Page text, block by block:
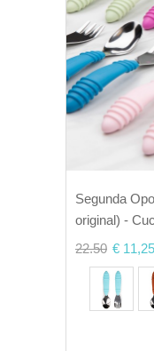
Segunda
original) -
22.50 € 11,25